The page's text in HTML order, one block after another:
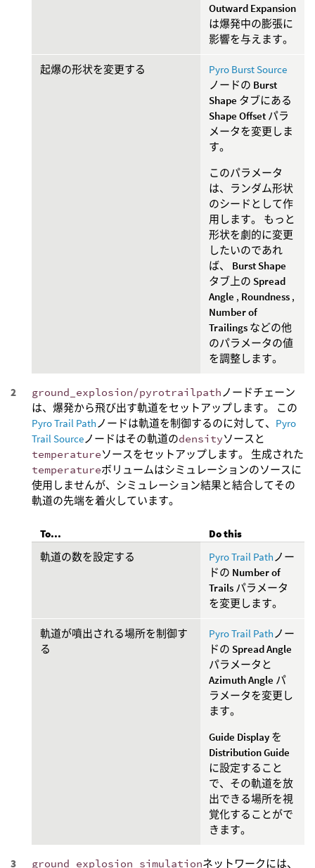
Outward Expansion
は爆発中の膨張に
影響を与えます。
起爆の形状を変更する
Pyro Burst Source
ノードの Burst
Shape タブにある
Shape Offset パラ
メータを変更しま
す。
このパラメータ
は、ランダム形状
のシードとして作
用します。 もっと
形状を劇的に変更
したいのであれ
ば、 Burst Shape
タブ上の Spread
Angle , Roundness ,
Number of
Trailings などの他
のパラメータの値
を調整します。
ground_explosion/pyrotrailpathノードチェーン
は、爆発から飛び出す軌道をセットアップします。 この
Pyro Trail Pathノードは軌道を制御するのに対して、 Pyro
Trail Sourceノードはその軌道のdensityソースと
temperatureソースをセットアップします。 生成された
temperatureボリュームはシミュレーションのソースに
使用しませんが、シミュレーション結果と結合してその
軌道の先端を着火しています。
To...
Do this
軌道の数を設定する
Pyro Trail Pathノー
ドの Number of
Trails パラメータ
を変更します。
軌道が噴出される場所を制御す
る
Pyro Trail Pathノー
ドの Spread Angle
パラメータと
Azimuth Angle パ
ラメータを変更し
ます。
Guide Display を
Distribution Guide
に設定すること
で、その軌道を放
出できる場所を視
覚化することがで
きます。
ground_explosion_simulationネットワークには、